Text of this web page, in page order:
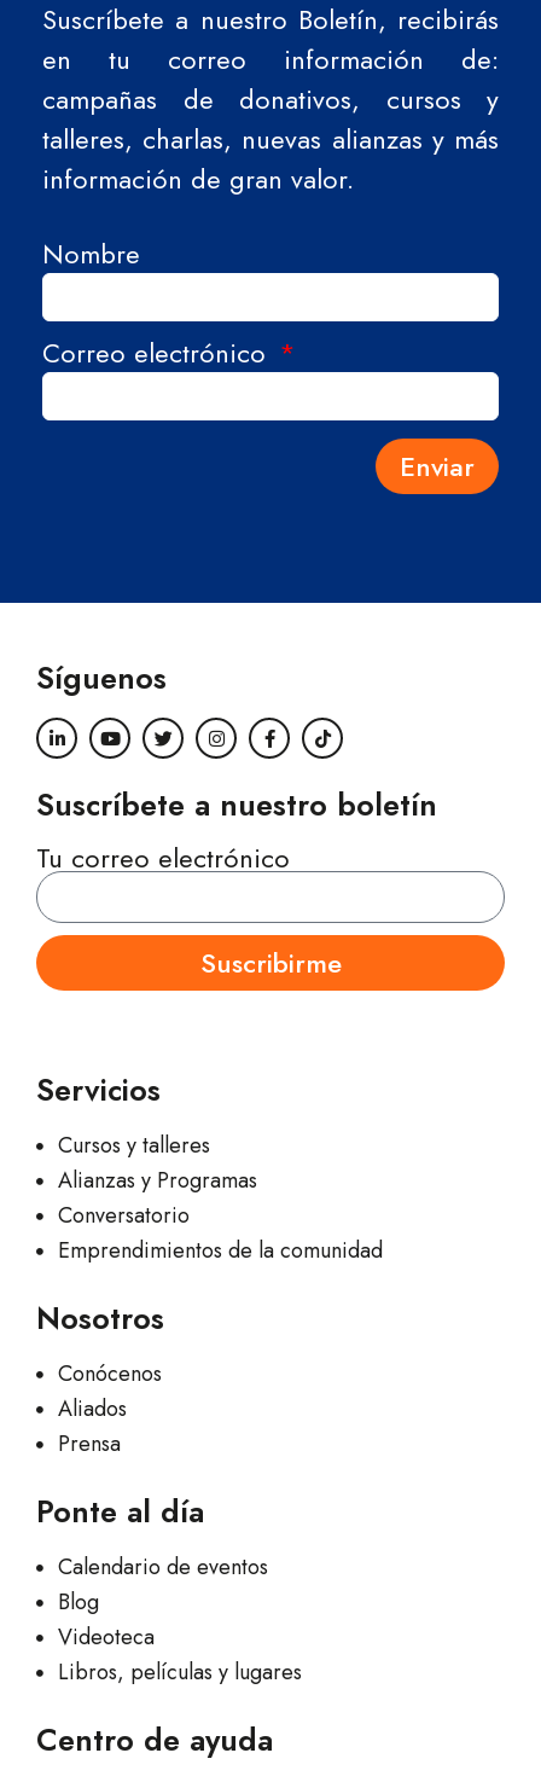
Suscríbete a nuestro Boletín, recibirás
en tu correo información de:
campañas de donativos, cursos y
talleres, charlas, nuevas alianzas y más
información de gran valor.
Nombre
Correo electrónico
Enviar
Síguenos
Suscríbete a nuestro boletín
Tu correo electrónico
Suscribirme
Servicios
Cursos y talleres
Alianzas y Programas
Conversatorio
Emprendimientos de la comunidad
Nosotros
Conócenos
Aliados
Prensa
Ponte al día
Calendario de eventos
Blog
Videoteca
Libros, películas y lugares
Centro de ayuda